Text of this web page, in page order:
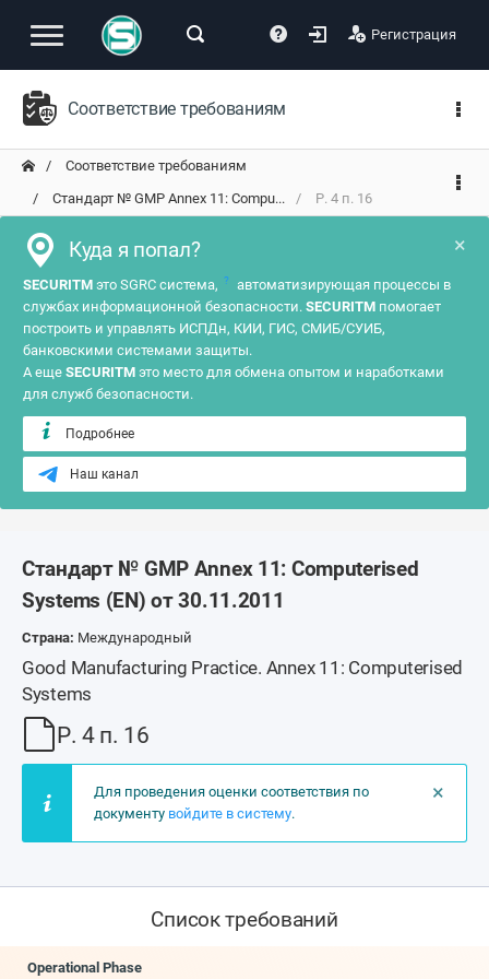
Регистрация
Соответствие требованиям
Соответствие требованиям
Стандарт № GMP Annex 11: Compu...
Р. 4 п. 16
×
Куда я попал?
SECURITM это SGRC система, ?
автоматизирующая процессы в
службах информационной безопасности. SECURITM помогает
построить и управлять ИСПДн, КИИ, ГИС, СМИБ/СУИБ,
банковскими системами защиты.
А еще SECURITM это место для обмена опытом и наработками
для служб безопасности.
Подробнее
Наш канал
Стандарт № GMP Annex 11: Computerised
Systems (EN) от 30.11.2011
Страна: Международный
Good Manufacturing Practice. Annex 11: Computerised
Systems
Р. 4 п. 16
×
Для проведения оценки соответствия по
документу войдите в систему.
Список требований
Operational Phase